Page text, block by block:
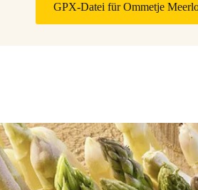
GPX-Datei für Ommetje